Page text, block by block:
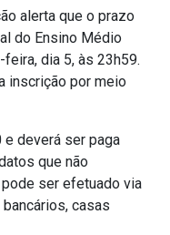
alerta que o prazo
do Ensino Médio
dia 5, às 23h59.
inscrição por meio
e deverá ser paga
que não
ser efetuado via
casas